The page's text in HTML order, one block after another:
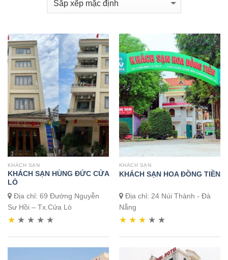
KHÁCH SẠN
KHÁCH SẠN HÙNG ĐỨC CỬA
LÒ
Địa chỉ: 69 Đường Nguyễn
Sư Hồi – Tx.Cửa Lò
★ ★ ★ ★ ★
KHÁCH SẠN
KHÁCH SẠN HOA ĐỒNG TIỀN
Địa chỉ: 24 Núi Thành - Đà
Nẵng
★ ★ ★ ★ ★